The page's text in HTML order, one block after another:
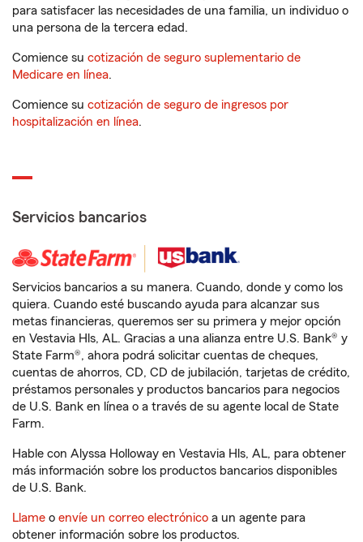
para satisfacer las necesidades de una familia, un individuo o
una persona de la tercera edad.
Comience su cotización de seguro suplementario de
Medicare en línea.
Comience su cotización de seguro de ingresos por
hospitalización en línea.
Servicios bancarios
Servicios bancarios a su manera. Cuando, donde y como los
quiera. Cuando esté buscando ayuda para alcanzar sus
metas financieras, queremos ser su primera y mejor opción
en Vestavia Hls, AL. Gracias a una alianza entre U.S. Bank® y
State Farm®, ahora podrá solicitar cuentas de cheques,
cuentas de ahorros, CD, CD de jubilación, tarjetas de crédito,
préstamos personales y productos bancarios para negocios
de U.S. Bank en línea o a través de su agente local de State
Farm.
Hable con Alyssa Holloway en Vestavia Hls, AL, para obtener
más información sobre los productos bancarios disponibles
de U.S. Bank.
Llame o envíe un correo electrónico a un agente para
obtener información sobre los productos.